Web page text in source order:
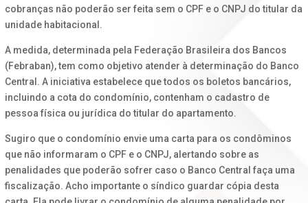
cobranças não poderão ser feita sem o CPF e o CNPJ do titular da
unidade habitacional.
A medida, determinada pela Federação Brasileira dos Bancos
(Febraban), tem como objetivo atender à determinação do Banco
Central. A iniciativa estabelece que todos os boletos bancários,
incluindo a cota do condomínio, contenham o cadastro de
pessoa física ou jurídica do titular do apartamento.
Sugiro que o condomínio envie uma carta para os condôminos
que não informaram o CPF e o CNPJ, alertando sobre as
penalidades que poderão sofrer caso o Banco Central faça uma
fiscalização. Acho importante o síndico guardar cópia desta